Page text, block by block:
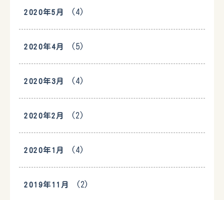
2020年5月 (4)
2020年4月 (5)
2020年3月 (4)
2020年2月 (2)
2020年1月 (4)
2019年11月 (2)